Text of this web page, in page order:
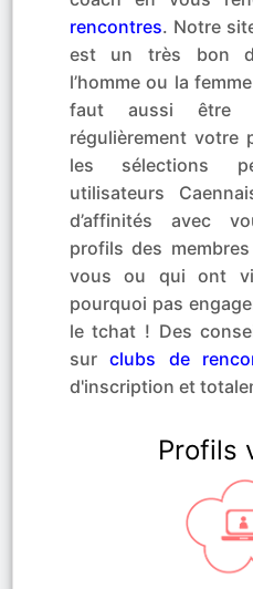
rencontres. Notre
est un très bon
l’homme ou la
faut aussi être
régulièrement votre
les sélections
utilisateurs
d’affinités avec
profils des
vous ou qui ont
pourquoi pas
le tchat ! Des
surclubs de
d'inscription et
Profils